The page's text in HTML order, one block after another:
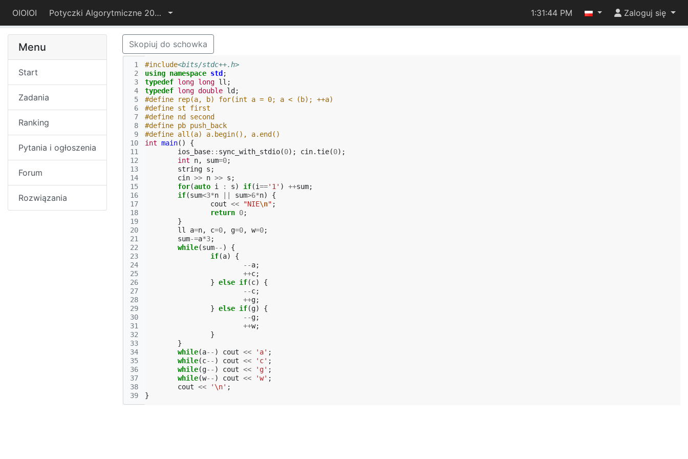
OIOIOI Potyczki Algorytmiczne 2021 1:31:44 PM Zaloguj się
Menu
Start
Zadania
Ranking
Pytania i ogłoszenia
Forum
Rozwiązania
Skopiuj do schowka
1
2
3
4
5
6
7
8
9
10
11
12
13
14
15
16
17
18
19
20
21
22
23
24
25
26
27
28
29
30
31
32
33
34
35
36
37
38
39
#include<bits/stdc++.h>
using namespace std ;
typedef long long ll ;
typedef long double ld ;
#define rep(a, b) for(int a = 0; a < (b); ++a)
#define st first
#define nd second
#define pb push_back
#define all(a) a.begin(), a.end()
int main()
{
ios_base:: sync_with_stdio(0); cin.tie(0);
int
n, sum=0;
string s ;
cin >> n >> s ;
for(auto i : s) if(i=='1' ) ++sum;
if(sum<3*n sum>6*n)
{
cout << "NIE\n" ;
return 0;
}
ll
a=n, c=0, g=0, w=0;
sum-=a*3;
while(sum-- )
{
if(a)
{
--a;
++c;
} else if(c)
{
--c;
++g;
} else if(g)
{
--g;
++w;
}
}
while(a-- ) cout << 'a' ;
while(c-- ) cout << 'c' ;
while(g-- ) cout << 'g' ;
while(w-- ) cout << 'w' ;
cout << '\n' ;
}